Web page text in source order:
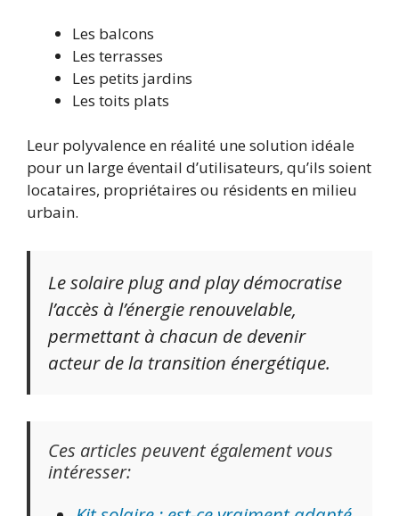
Les balcons
Les terrasses
Les petits jardins
Les toits plats
Leur polyvalence en réalité une solution idéale
pour un large éventail d’utilisateurs, qu’ils soient
locataires, propriétaires ou résidents en milieu
urbain.
Le solaire plug and play démocratise
l’accès à l’énergie renouvelable,
permettant à chacun de devenir
acteur de la transition énergétique.
Ces articles peuvent également vous
intéresser: